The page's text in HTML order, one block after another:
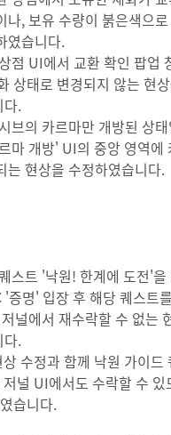
나, 보유 수량이 붉은색으
였습니다.
점 UI에서 교환 확인 팝업
상태로 변경되지 않는 현
다.
브의 카르마만 개방된 상
마 개방' UI의 중앙 영역에
는 현상을 수정하였습니다.
스트 '낙원! 한계에 도전'을
'증명' 입장 후 해당 퀘스트
널에서 재수락할 수 없는
다.
수정과 함께 낙원 가이드
널 UI에서도 수락할 수 있
습니다.